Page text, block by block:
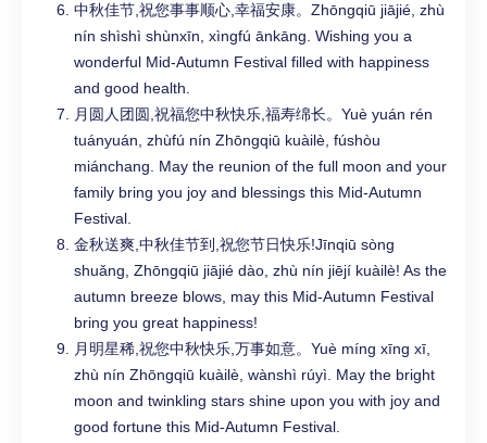
中秋佳节,祝您事事顺心,幸福安康。Zhōngqiū jiājié, zhù
nín shìshì shùnxīn, xìngfú ānkāng. Wishing you a
wonderful Mid-Autumn Festival filled with happiness
and good health.
月圆人团圆,祝福您中秋快乐,福寿绵长。Yuè yuán rén
tuányuán, zhùfú nín Zhōngqiū kuàilè, fúshòu
miánchang. May the reunion of the full moon and your
family bring you joy and blessings this Mid-Autumn
Festival.
金秋送爽,中秋佳节到,祝您节日快乐!Jīnqiū sòng
shuǎng, Zhōngqiū jiājié dào, zhù nín jiējí kuàilè! As the
autumn breeze blows, may this Mid-Autumn Festival
bring you great happiness!
月明星稀,祝您中秋快乐,万事如意。Yuè míng xīng xī,
zhù nín Zhōngqiū kuàilè, wànshì rúyì. May the bright
moon and twinkling stars shine upon you with joy and
good fortune this Mid-Autumn Festival.